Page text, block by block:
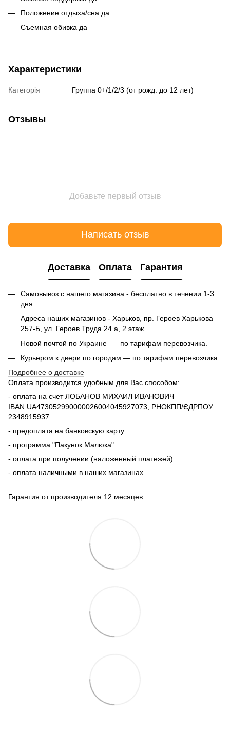
Положение отдыха/сна да
Съемная обивка да
Характеристики
Категорія Группа 0+/1/2/3 (от рожд. до 12 лет)
Отзывы
Добавьте первый отзыв
Написать отзыв
Доставка Оплата Гарантия
Самовывоз с нашего магазина - бесплатно в течении 1-3
дня
Адреса наших магазинов - Харьков, пр. Героев Харькова
257-Б, ул. Героев Труда 24 а, 2 этаж
Новой почтой по Украине — по тарифам перевозчика.
Курьером к двери по городам — по тарифам перевозчика.
Подробнее о доставке
Оплата производится удобным для Вас способом:
- оплата на счет ЛОБАНОВ МИХАИЛ ИВАНОВИЧ
IBAN UA473052990000026004045927073, РНОКПП/ЄДРПОУ
2348915937
- предоплата на банковскую карту
- программа "Пакунок Малюка"
- оплата при получении (наложенный платежей)
- оплата наличными в наших магазинах.
Гарантия от производителя 12 месяцев